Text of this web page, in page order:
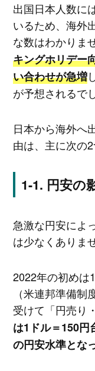
出国日本人数に
いるため、海外
な数はわかりま
キングホリデー
い合わせが急増
が予想されるで
日本から海外へ
由は、主に次の2
円安の
急激な円安によ
は少なくありま
2022年の初めは
（米連邦準備
受けて「円売り
は1ドル＝150円
の円安水準とな